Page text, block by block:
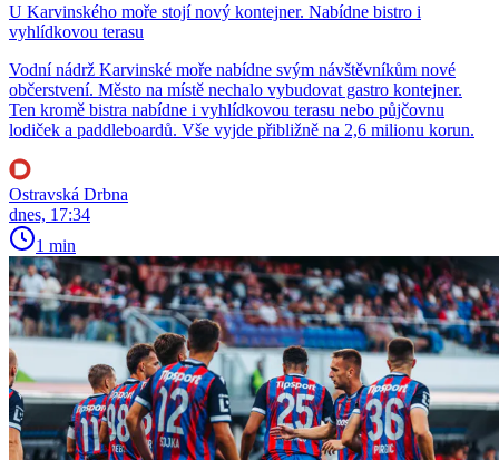
U Karvinského moře stojí nový kontejner. Nabídne bistro i
vyhlídkovou terasu
Vodní nádrž Karvinské moře nabídne svým návštěvníkům nové
občerstvení. Město na místě nechalo vybudovat gastro kontejner.
Ten kromě bistra nabídne i vyhlídkovou terasu nebo půjčovnu
lodiček a paddleboardů. Vše vyjde přibližně na 2,6 milionu korun.
Ostravská Drbna
dnes, 17:34
1 min